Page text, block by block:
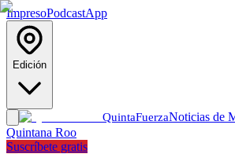
ImpresoPodcastApp
Edición
QuintaFuerzaNoticias de
Quintana Roo
Suscríbete gratis